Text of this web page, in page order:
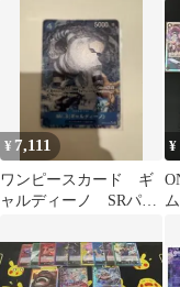
¥ 7,111
ワンピースカード ギ
ャルディーノ SRパラ
パラレル セット
¥